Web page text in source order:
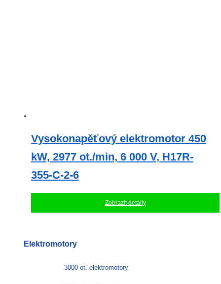
Vysokonapěťový elektromotor 450
kW, 2977 ot./min, 6 000 V, H17R-
355-C-2-6
Zobrazit detaily
Elektromotory
3000 ot. elektromotory